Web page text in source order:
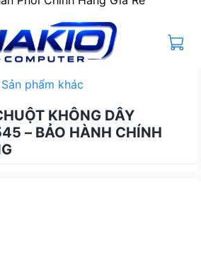
Sản phẩm khác
KHÔNG DÂY
– BẢO HÀNH CHÍNH